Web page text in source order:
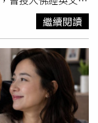
不已。陳昭瑋更透
跑，對傳統藝術懷
持，直呼「像在作
從離島戲台下的觀
思議。陳昭瑋也分
更從事台灣較少人
實力，他還現場示
，讓現場媒體留下
繼續閱讀